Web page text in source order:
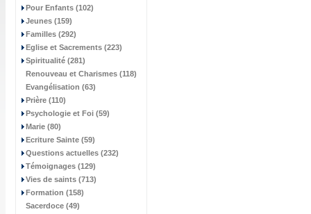
Pour Enfants (102)
Jeunes (159)
Familles (292)
Eglise et Sacrements (223)
Spiritualité (281)
Renouveau et Charismes (118)
Evangélisation (63)
Prière (110)
Psychologie et Foi (59)
Marie (80)
Ecriture Sainte (59)
Questions actuelles (232)
Témoignages (129)
Vies de saints (713)
Formation (158)
Sacerdoce (49)